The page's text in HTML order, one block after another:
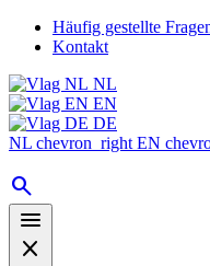
Häufig gestellte
Kontakt
NL
EN
DE
NL chevron_right EN
search
menu
close